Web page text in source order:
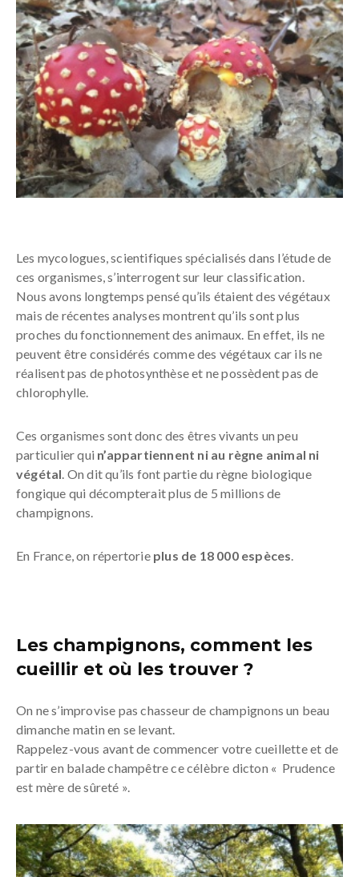
Les mycologues, scientifiques spécialisés dans l’étude de
ces organismes, s’interrogent sur leur classification.
Nous avons longtemps pensé qu’ils étaient des végétaux
mais de récentes analyses montrent qu’ils sont plus
proches du fonctionnement des animaux. En effet, ils ne
peuvent être considérés comme des végétaux car ils ne
réalisent pas de photosynthèse et ne possèdent pas de
chlorophylle.
Ces organismes sont donc des êtres vivants un peu
particulier qui n’appartiennent ni au règne animal ni
végétal . On dit qu’ils font partie du règne biologique
fongique qui décompterait plus de 5 millions de
champignons.
En France, on répertorie plus de 18 000 espèces
Les champignons, comment les
cueillir et où les trouver ?
On ne s’improvise pas chasseur de champignons un beau
dimanche matin en se levant.
Rappelez-vous avant de commencer votre cueillette et de
partir en balade champêtre ce célèbre dicton « Prudence
est mère de sûreté ».